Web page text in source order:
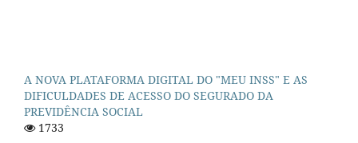
A NOVA PLATAFORMA DIGITAL DO "MEU INSS" E AS
DIFICULDADES DE ACESSO DO SEGURADO DA
PREVIDÊNCIA SOCIAL
1733